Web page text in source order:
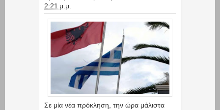
2:21 μ.μ.
Σε μία νέα πρόκληση, την ώρα μάλιστα